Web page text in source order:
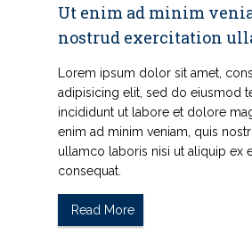
Ut enim ad minim
nostrud exercitation
Lorem ipsum dolor sit amet,
adipisicing elit, sed do eiusmod
incididunt ut labore et dolore
enim ad minim veniam, quis
ullamco laboris nisi ut aliquip ex
consequat.
Read More